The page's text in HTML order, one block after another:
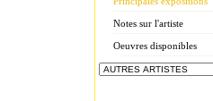
Notes sur l'artiste
Oeuvres disponibles